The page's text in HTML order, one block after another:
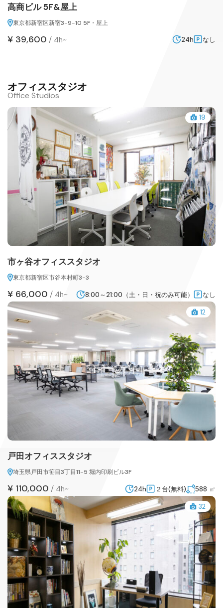
高商ビル 5F&屋上
東京都新宿区新宿3-9-10 5F・屋上
¥ 39,600 / 4h~ 24h なし
オフィススタジオ
Office Studios
19
市ヶ谷オフィススタジオ
東京都新宿区市谷本村町3-3
¥ 66,000 / 4h~ 8:00～21:00（土・日・祝のみ可能） なし
12
戸田オフィススタジオ
埼玉県戸田市笹目3丁目11-5 堀内印刷ビル3F
¥ 110,000 / 4h~ 24h ２台(無料) 588 ㎡
32